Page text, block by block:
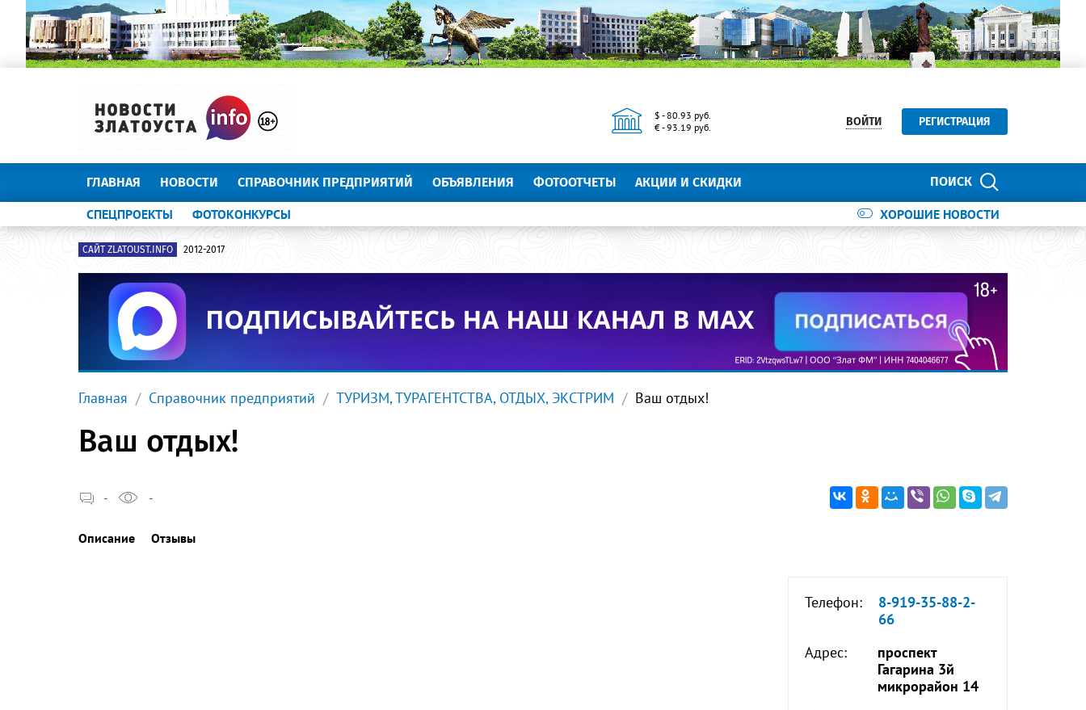
$ - 80.93 руб.
€ - 93.19 руб.
ВОЙТИ РЕГИСТРАЦИЯ
ПОИСК
ГЛАВНАЯ НОВОСТИ СПРАВОЧНИК ПРЕДПРИЯТИЙ ОБЪЯВЛЕНИЯ ФОТООТЧЕТЫ АКЦИИ И СКИДКИ
ХОРОШИЕ НОВОСТИ
СПЕЦПРОЕКТЫ ФОТОКОНКУРСЫ
САЙТ ZLATOUST.INFO 2012-2017
Главная Справочник предприятий ТУРИЗМ, ТУРАГЕНТСТВА, ОТДЫХ, ЭКСТРИМ Ваш отдых!
Ваш отдых!
- -
Описание Отзывы
Телефон:
8-919-35-88-2-
66
Адрес:
проспект
Гагарина 3й
микрорайон 14